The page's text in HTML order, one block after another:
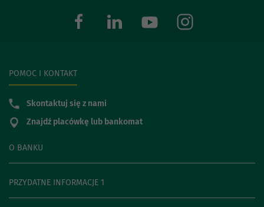
O BANKU
PRZYDATNE INFORMACJE 1
POMOC I KONTAKT
Skontaktuj się z nami
Znajdź placówkę lub bankomat